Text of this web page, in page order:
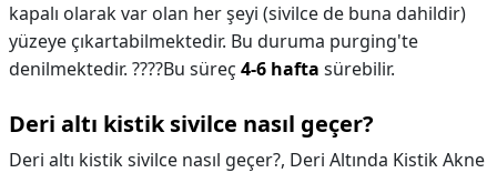
kapalı olarak var olan her şeyi (sivilce de buna dahildir)
yüzeye çıkartabilmektedir. Bu duruma purging'te
denilmektedir. ????Bu süreç 4-6 hafta sürebilir.
Deri altı kistik sivilce nasıl geçer?
Deri altı kistik sivilce nasıl geçer?, Deri Altında Kistik Akne